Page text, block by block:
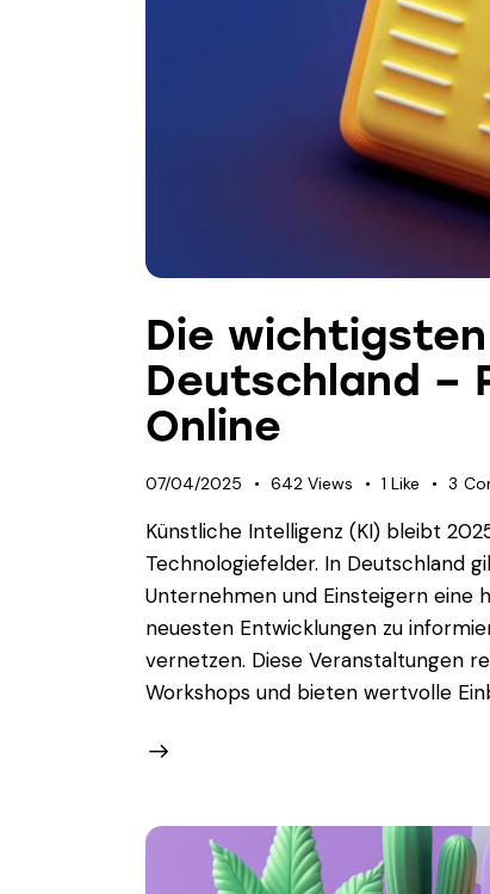
Die
Deutschland –
Online
07/04/2025 642 Views 1 Like 3
Künstliche Intelligenz (KI) bleibt
Technologiefelder. In Deutschland
Unternehmen und Einsteigern eine
neuesten Entwicklungen zu
vernetzen. Diese Veranstaltungen
Workshops und bieten wertvolle